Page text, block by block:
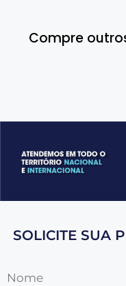
Compre
SOLICITE SUA
Nome